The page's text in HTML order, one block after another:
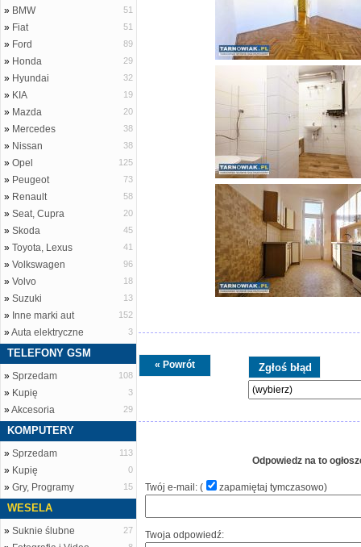
» BMW 51
» Fiat 51
» Ford 89
» Honda 29
» Hyundai 32
» KIA 19
» Mazda 20
» Mercedes 38
» Nissan 38
» Opel 125
» Peugeot 73
» Renault 58
» Seat, Cupra 20
» Skoda 45
» Toyota, Lexus 41
» Volkswagen 96
» Volvo 18
» Suzuki 13
» Inne marki aut 152
»Auta elektryczne 3
TELEFONY GSM
» Sprzedam 108
» Kupię 3
»Akcesoria 29
KOMPUTERY
» Sprzedam 113
» Kupię 0
» Gry, Programy 15
WESELA
» Suknie ślubne 27
« Powrót
Odpowiedz na to
Twój e-mail: ( zapamiętaj tymczasowo)
Twoja odpowiedź: